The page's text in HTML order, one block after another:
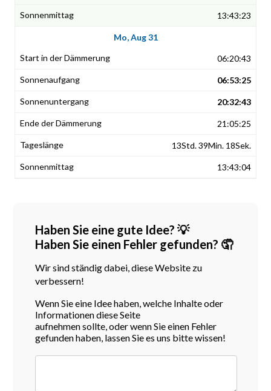
13:43:23
Mo, Aug 31
06:20:43
06:53:25
20:32:43
21:05:25
13Std. 39Min. 18Sek.
13:43:04
Haben Sie eine gute Idee? 💡
Haben Sie einen Fehler gefunden? 🤦
Wir sind ständig dabei, diese Website zu
verbessern!
Wenn Sie eine Idee haben, welche Inhalte oder
Informationen diese Seite
aufnehmen sollte, oder wenn Sie einen Fehler
gefunden haben, lassen Sie es uns bitte wissen!